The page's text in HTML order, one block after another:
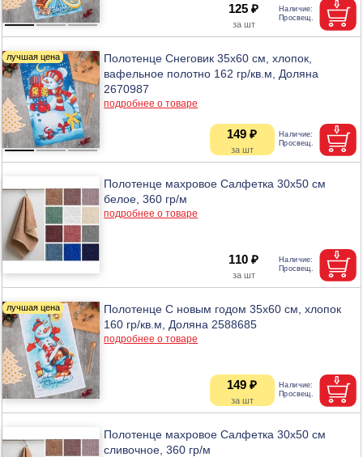
125 ₽
Полотенце Снеговик 35х60 см, хлопок,
вафельное полотно 162 гр/кв.м, Доляна
2670987
подробнее о товаре
149 ₽
Полотенце махровое Салфетка 30х50 см
белое, 360 гр/м
подробнее о товаре
110 ₽
Полотенце С новым годом 35х60 см, хлопок
160 гр/кв.м, Доляна 2588685
подробнее о товаре
149 ₽
Полотенце махровое Салфетка 30х50 см
сливочное, 360 гр/м